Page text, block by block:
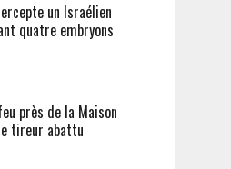
un Israélien
quatre embryons
près de la Maison
tireur abattu